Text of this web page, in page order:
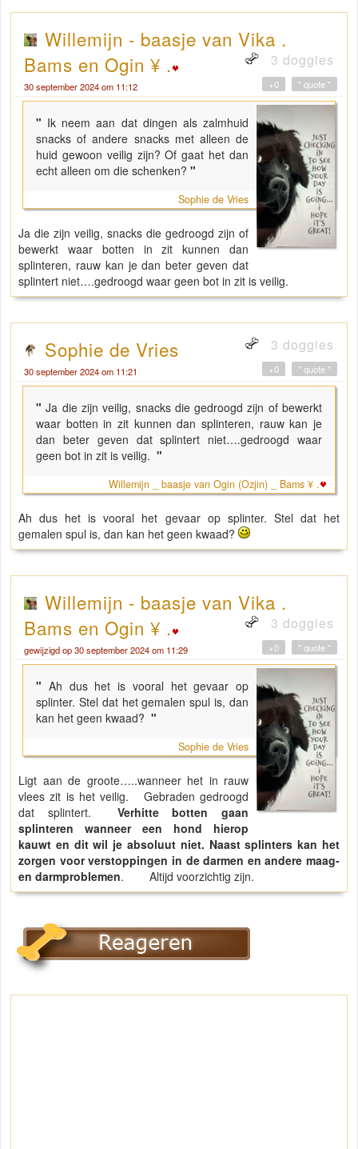
Willemijn - baasje van Vika .
Bams en Ogin ¥ .
3 doggies
30 september 2024 om 11:12 " quote "
+0
" Ik neem aan dat dingen als zalmhuid
snacks of andere snacks met alleen de
huid gewoon veilig zijn? Of gaat het dan
echt alleen om die schenken? "
Sophie de Vries
Ja die zijn veilig, snacks die gedroogd zijn of
bewerkt waar botten in zit kunnen dan
splinteren, rauw kan je dan beter geven dat
splintert niet….gedroogd waar geen bot in zit is veilig.
Sophie de Vries 3 doggies
30 september 2024 om 11:21 " quote "
+0
"Ja die zijn veilig, snacks die gedroogd zijn of bewerkt
waar botten in zit kunnen dan splinteren, rauw kan je
dan beter geven dat splintert niet….gedroogd waar
geen bot in zit is veilig. "
Willemijn _ baasje van Ogin (Ozjin) _ Bams ¥ .
Ah dus het is vooral het gevaar op splinter. Stel dat het
gemalen spul is, dan kan het geen kwaad?
Willemijn - baasje van Vika .
Bams en Ogin ¥ .
3 doggies
gewijzigd op 30 september 2024 om 11:29 " quote "
+0
" Ah dus het is vooral het gevaar op
splinter. Stel dat het gemalen spul is, dan
kan het geen kwaad? "
Sophie de Vries
Ligt aan de groote…..wanneer het in rauw
vlees zit is het veilig. Gebraden gedroogd
dat splintert.
Verhitte botten gaan
splinteren wanneer een hond hierop
kauwt en dit wil je absoluut niet. Naast splinters kan het
zorgen voor verstoppingen in de darmen en andere maag-
en darmproblemen. Altijd voorzichtig zijn.